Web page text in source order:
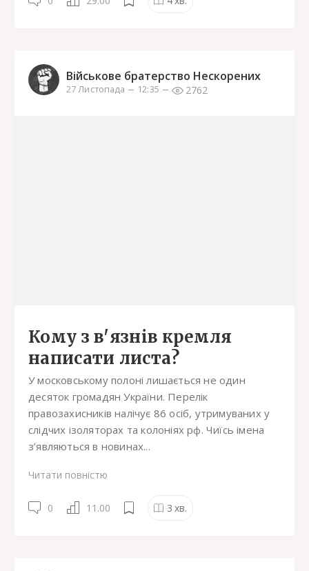
Військове братерство Нескорених
27 Листопада 12:35 2762
Кому з в'язнів кремля
написати листа?
У московському полоні лишається не один
десяток громадян України. Перелік
правозахисників налічує 86 осіб, утримуваних у
слідчих ізоляторах та колоніях рф. Чиїсь імена
з’являються в новинах...
Читати повністю
0 11.00 3 хв.